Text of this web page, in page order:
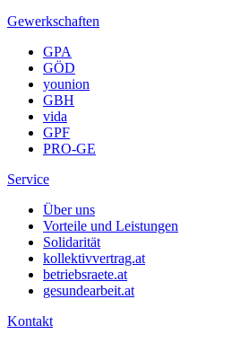
Gewerkschaften
GPA
GÖD
younion
GBH
vida
GPF
PRO-GE
Service
Über uns
Vorteile und Leistungen
Solidarität
kollektivvertrag.at
betriebsraete.at
gesundearbeit.at
Kontakt